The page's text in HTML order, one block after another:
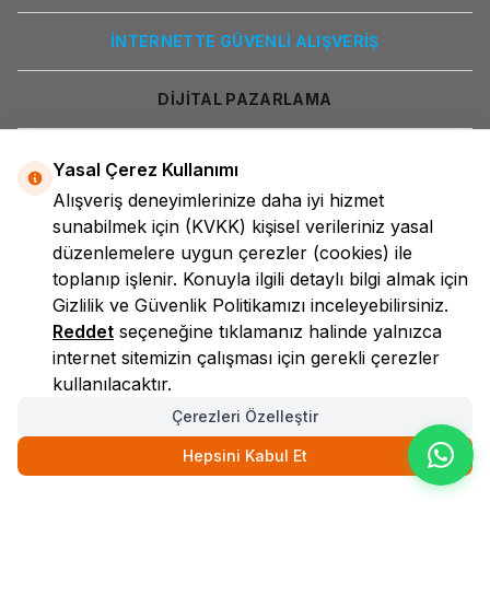
İNTERNETTE GÜVENLİ ALIŞVERİŞ
DİJİTAL PAZARLAMA
LokmanAVM
Yasal Çerez Kullanımı
Alışveriş deneyimlerinize daha iyi hizmet
sunabilmek için (KVKK) kişisel verileriniz yasal
düzenlemelere uygun çerezler (cookies) ile
toplanıp işlenir. Konuyla ilgili detaylı bilgi almak için
Gizlilik ve Güvenlik Politikamızı inceleyebilirsiniz.
Reddet seçeneğine tıklamanız halinde yalnızca
internet sitemizin çalışması için gerekli çerezler
kullanılacaktır.
Çerezleri Özelleştir
Hepsini Kabul Et